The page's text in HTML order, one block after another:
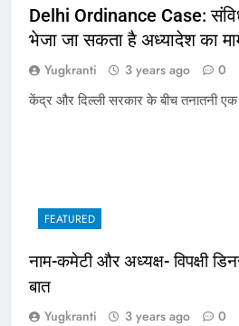
Delhi Ordinance Case:
भेजा जा सकता है अध्यादेश का
Yugkranti 3 years ago 0
केंद्र और दिल्ली सरकार के बीच तनातनी
FEATURED
नाम-कमेटी और अध्यक्ष- विपक्षी
बात
Yugkranti 3 years ago 0